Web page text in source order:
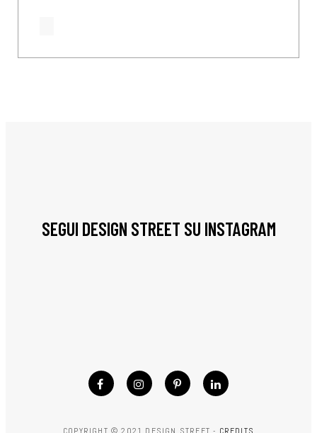
SEGUI DESIGN STREET SU INSTAGRAM
COPYRIGHT © 2021 DESIGN STREET - CREDITS